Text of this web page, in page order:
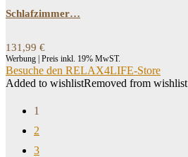
Schlafzimmer…
131,99 €
Werbung | Preis inkl. 19% MwST.
Besuche den RELAX4LIFE-Store
Added to wishlistRemoved from wishlist
1
2
3